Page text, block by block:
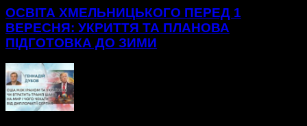
ОСВІТА ХМЕЛЬНИЦЬКОГО ПЕРЕД 1
ВЕРЕСНЯ: УКРИТТЯ ТА ПЛАНОВА
ПІДГОТОВКА ДО ЗИМИ